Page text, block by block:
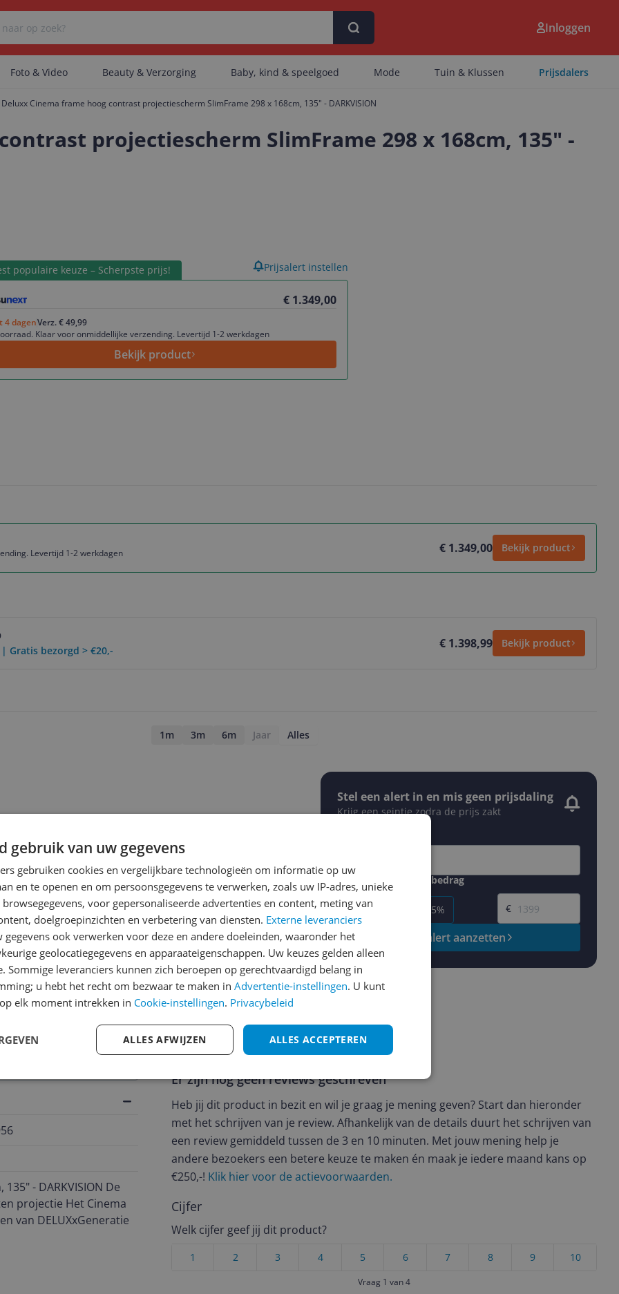
Er zijn geen categorieën gevonden.
Inloggen
Foto & Video Beauty & Verzorging Baby, kind & speelgoed Mode Tuin & Klussen Prijsdalers
Deluxx Cinema frame hoog contrast projectiescherm SlimFrame 298 x 168cm, 135" - DARKVISION
projectiescherm SlimFrame 298 x 168cm, 135" -
populaire keuze – Scherpste prijs!
€ 1.349,00
4 dagenVerz. € 49,99
Klaar voor onmiddellijke verzending. Levertijd 1-2 werkdagen
Bekijk product
Prijsalert instellen
Levertijd 1-2 werkdagen
€ 1.349,00 Bekijk product
Gratis bezorgd > €20,- € 1.398,99 Bekijk product
1m 3m 6m Jaar Alles
Stel een alert in en mis geen prijsdaling
Krijg een seintje zodra de prijs zakt
Gewenste daling of bedrag
-5% -15%
Gewenste prijs
€
Prijsalert aanzetten
- DARKVISION De
projectie Het Cinema
van DELUXxGeneratie
Reviews
Er zijn nog geen reviews geschreven
Heb jij dit product in bezit en wil je graag je mening geven? Start dan hieronder
met het schrijven van je review. Afhankelijk van de details duurt het schrijven van
een review gemiddeld tussen de 3 en 10 minuten. Met jouw mening help je
andere bezoekers een betere keuze te maken én maak je iedere maand kans op
€250,-! Klik hier voor de actievoorwaarden.
Cijfer
Welk cijfer geef jij dit product?
10
9
8
7
6
5
4
3
2
1
Vraag 1 van 4
gebruik van uw gegevens
gebruiken cookies en vergelijkbare technologieën om informatie op uw
en te openen en om persoonsgegevens te verwerken, zoals uw IP-adres, unieke
voor gepersonaliseerde advertenties en content, meting van
doelgroepinzichten en verbetering van diensten. Externe leveranciers
gegevens ook verwerken voor deze en andere doeleinden, waaronder het
geolocatiegegevens en apparaateigenschappen. Uw keuzes gelden alleen
Sommige leveranciers kunnen zich beroepen op gerechtvaardigd belang in
u hebt het recht om bezwaar te maken in Advertentie-instellingen. U kunt
elk moment intrekken in Cookie-instellingen. Privacybeleid
ALLES ACCEPTEREN
ALLES AFWIJZEN